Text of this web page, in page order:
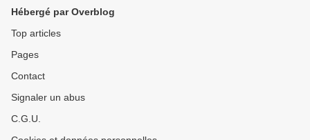
Hébergé par Overblog
Top articles
Pages
Contact
Signaler un abus
C.G.U.